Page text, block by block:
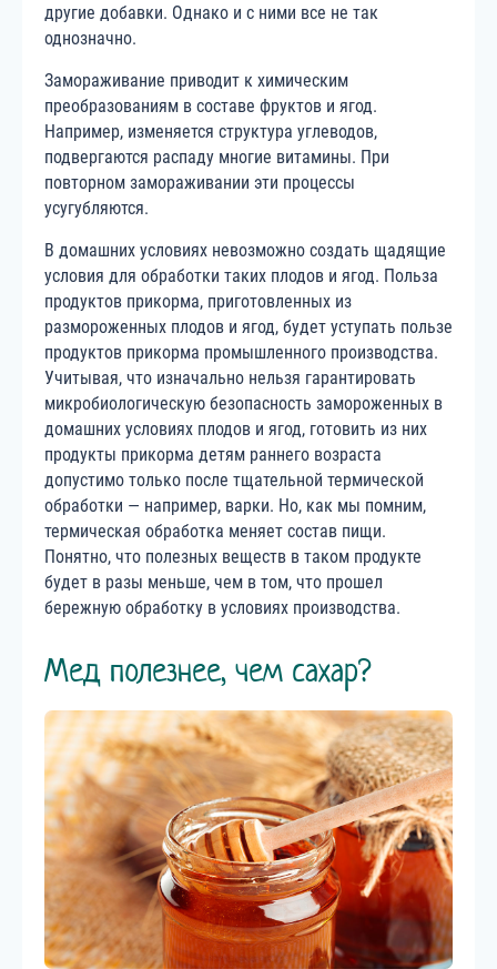
другие добавки. Однако и с ними все не так
однозначно.
Замораживание приводит к химическим
преобразованиям в составе фруктов и ягод.
Например, изменяется структура углеводов,
подвергаются распаду многие витамины. При
повторном замораживании эти процессы
усугубляются.
В домашних условиях невозможно создать щадящие
условия для обработки таких плодов и ягод. Польза
продуктов прикорма, приготовленных из
размороженных плодов и ягод, будет уступать пользе
продуктов прикорма промышленного производства.
Учитывая, что изначально нельзя гарантировать
микробиологическую безопасность замороженных в
домашних условиях плодов и ягод, готовить из них
продукты прикорма детям раннего возраста
допустимо только после тщательной термической
обработки — например, варки. Но, как мы помним,
термическая обработка меняет состав пищи.
Понятно, что полезных веществ в таком продукте
будет в разы меньше, чем в том, что прошел
бережную обработку в условиях производства.
Мед полезнее, чем сахар?